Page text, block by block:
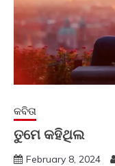
କବିତା
ତୁମେ କହିଥିଲ
February 8, 2024